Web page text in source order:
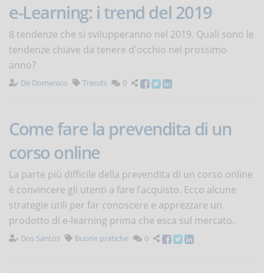
e-Learning: i trend del 2019
8 tendenze che si svilupperanno nel 2019. Quali sono le
tendenze chiave da tenere d'occhio nel prossimo
anno?
De Domenico Trends 0
Come fare la prevendita di un
corso online
La parte più difficile della prevendita di un corso online
è convincere gli utenti a fare l’acquisto. Ecco alcune
strategie utili per far conoscere e apprezzare un
prodotto di e-learning prima che esca sul mercato.
Dos Santos Buone pratiche 0